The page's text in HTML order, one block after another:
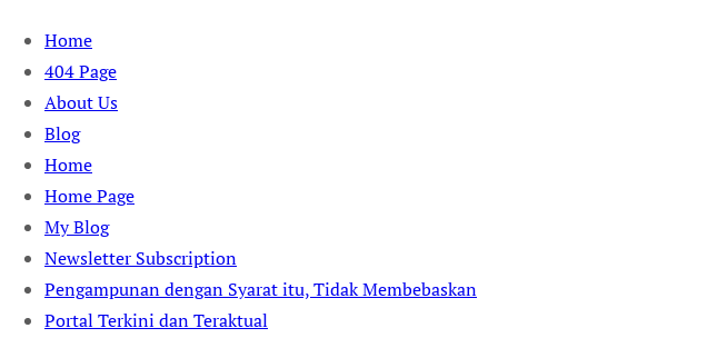
Skip
content
Home
404 Page
About Us
Blog
Home
Home Page
My Blog
Newsletter Subscription
Pengampunan dengan Syarat itu, Tidak Membebaskan
Portal Terkini dan Teraktual